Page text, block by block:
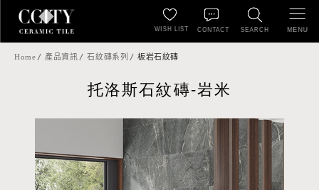
SEARCH
WISH LIST CONTACT MENU
Home 產品資訊 石紋磚系列 板岩石紋磚
托洛斯石紋磚-岩米